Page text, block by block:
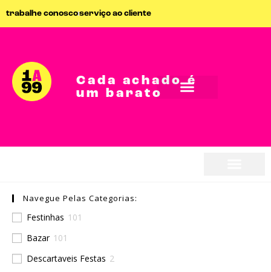
trabalhe conoscoserviço ao cliente
Cada achado é
um barato
Navegue Pelas Categorias:
Festinhas 101
Bazar 101
Descartaveis Festas 2